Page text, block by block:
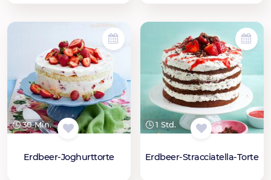
30 Min.
Erdbeer-Joghurttorte
1 Std.
Erdbeer-Stracciatella-Torte